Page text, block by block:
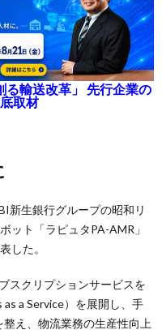
る輸送改革」 先行企業の
取材
新生銀行グループの昭和リ
ット「ラピュタPA-AMR」
した。
スクリプションサービスを
a Service）を展開し、手
え、物流業務の生産性向上